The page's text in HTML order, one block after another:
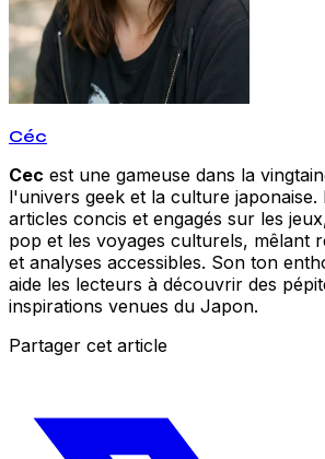
Céc
Cec est une gameuse dans la
l'univers geek et la culture japonaise.
articles concis et engagés sur les
pop et les voyages culturels, mêlant
et analyses accessibles. Son ton
aide les lecteurs à découvrir des
inspirations venues du Japon.
Partager cet article